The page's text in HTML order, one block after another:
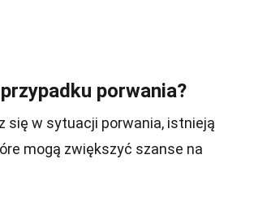
porwania?
się w sytuacji porwania, istnieją
mogą zwiększyć szanse na